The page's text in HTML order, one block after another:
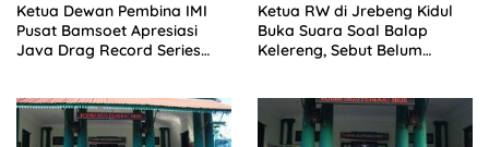
Ketua Dewan Pembina IMI
Pusat Bamsoet Apresiasi
Java Drag Record Series
Kejuaraan Balap Daerah
dan Nasional
Ketua RW di Jrebeng Kidul
Buka Suara Soal Balap
Kelereng, Sebut Belum